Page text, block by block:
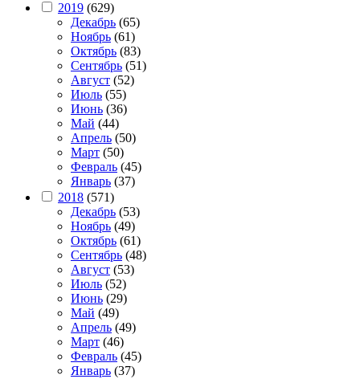
2019 (629)
Декабрь (65)
Ноябрь (61)
Октябрь (83)
Сентябрь (51)
Август (52)
Июль (55)
Июнь (36)
Май (44)
Апрель (50)
Март (50)
Февраль (45)
Январь (37)
2018 (571)
Декабрь (53)
Ноябрь (49)
Октябрь (61)
Сентябрь (48)
Август (53)
Июль (52)
Июнь (29)
Май (49)
Апрель (49)
Март (46)
Февраль (45)
Январь (37)